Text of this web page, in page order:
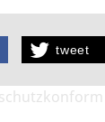
tweet